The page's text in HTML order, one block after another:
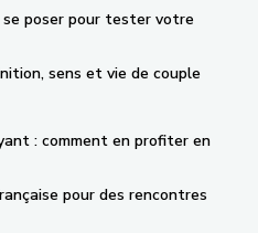
poser pour tester votre
sens et vie de couple
: comment en profiter en
pour des rencontres